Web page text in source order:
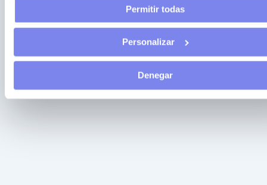
Permitir todas
Personalizar
Denegar